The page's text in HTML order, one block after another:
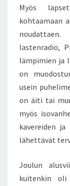
Myös
kohtaamaan
lastenradio,
lämpimien ja
on
usein
on äiti tai
myös
kavereiden
lähettävät
Joulun
kuitenkin oli